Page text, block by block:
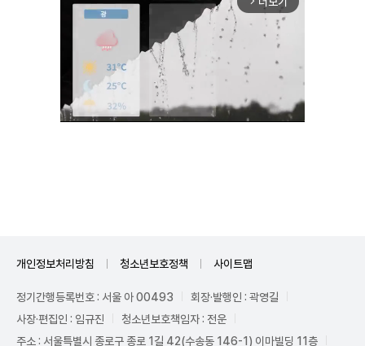
개인정보처리방침 청소년보호정책 사이트맵
정기간행등록번호 : 서울 아 00493
회장·발행인 : 곽영길
사장·편집인 : 임규진
청소년보호책임자 : 전운
주소 : 서울특별시 종로구 종로 1길 42(수송동 146-1) 이마빌딩 11층